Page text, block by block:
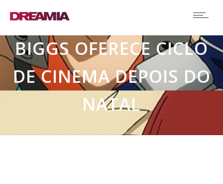
BIGGS OFERECE CICLO
DE CINEMA DEPOIS DO
NATAL